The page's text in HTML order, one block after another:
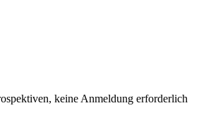
keine Anmeldung erforderlich